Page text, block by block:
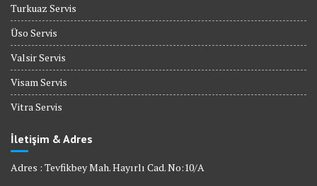
Turkuaz Servis
Üso Servis
Valsir Servis
Visam Servis
Vitra Servis
İletişim & Adres
Adres : Tevfikbey Mah. Hayırlı Cad. No:10/A